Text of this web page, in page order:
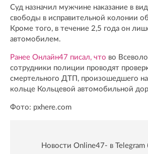
Суд назначил мужчине наказание в
свободы в исправительной колонии
Кроме того, в течение 2,5 года он
автомобилем.
Ранее Онлайн47 писал, что во
сотрудники полиции проводят
смертельного ДТП, произошедшего
кольце Кольцевой автомобильной
Фото: pxhere.com
Новости Online47- в Telegram